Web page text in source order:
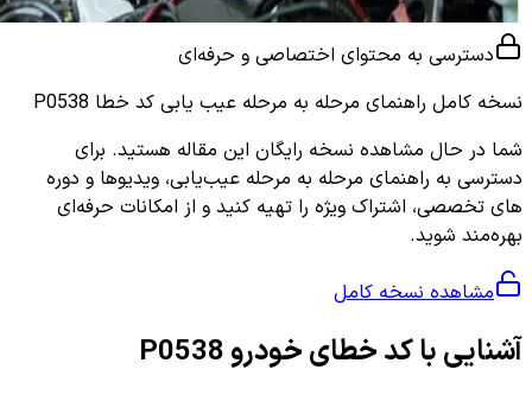
دسترسی به محتوای اختصاصی و حرفه‌ای
نسخه کامل راهنمای مرحله به مرحله عیب یابی کد خطا P0538
شما در حال مشاهده نسخه رایگان این مقاله هستید. برای
دسترسی به راهنمای مرحله به مرحله عیب‌یابی، ویدیوها و دوره
های تخصصی، اشتراک ویژه را تهیه کنید و از امکانات حرفه‌ای
بهره‌مند شوید.
مشاهده نسخه کامل
آشنایی با کد خطای خودرو P0538